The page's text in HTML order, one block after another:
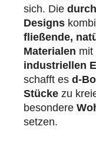
sich. Die
Designs
fließende,
Materialen mit
industriellen
schafft es d-
Stücke zu
besondere
setzen.